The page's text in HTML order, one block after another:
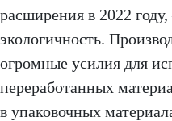
расширения в 2022
экологичность.
огромные усилия для
переработанных
в упаковочных